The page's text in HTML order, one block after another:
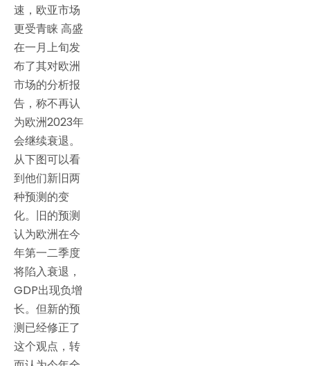
速，欧亚市场
更受青睐 高盛
在一月上旬发
布了其对欧洲
市场的分析报
告，称不再认
为欧洲2023年
会继续衰退。
从下图可以看
到他们新旧两
种预测的变
化。旧的预测
认为欧洲在今
年第一二季度
将陷入衰退，
GDP出现负增
长。但新的预
测已经修正了
这个观点，转